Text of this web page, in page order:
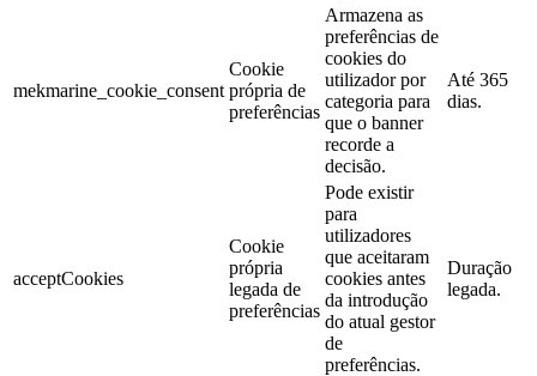
mekmarine_cookie_consent
Cookie
própria de
preferências
Armazena as
preferências de
cookies do
utilizador por
categoria para
que o banner
recorde a
decisão.
Até 365
dias.
acceptCookies
Cookie
própria
legada de
preferências
Pode existir
para
utilizadores
que aceitaram
cookies antes
da introdução
do atual gestor
de
preferências.
Duração
legada.